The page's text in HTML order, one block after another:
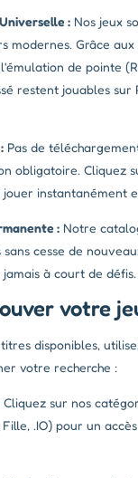
: Nos jeux
modernes. Grâce
de pointe
restent jouables sur
Pas de
obligatoire. Cliquez
jouer instantanément
: Notre
sans cesse de
jamais à court de défis.
votre
disponibles,
votre recherche :
Cliquez sur nos
.IO) pour un